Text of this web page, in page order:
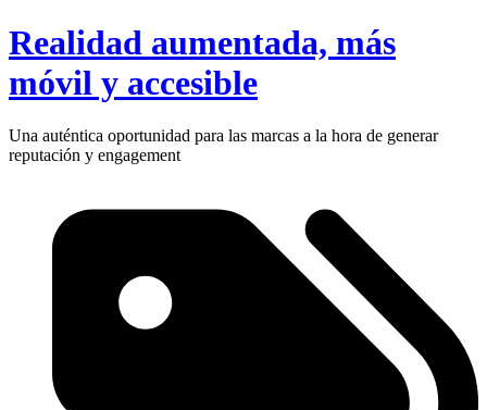
Realidad aumentada, más
móvil y accesible
Una auténtica oportunidad para las marcas a la hora de generar
reputación y engagement